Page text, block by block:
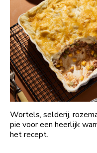
Wortels, selderij,
pie voor een heerlijk
het recept.